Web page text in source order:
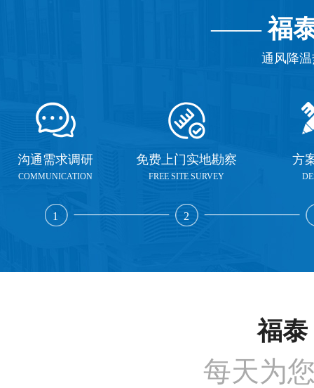
——福
通风降
沟通需求调研
COMMUNICATION
1
免费上门实地勘察
FREE SITE SURVEY
2
方
福泰
每天为